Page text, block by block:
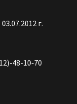
г.
48-10-70